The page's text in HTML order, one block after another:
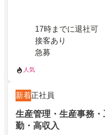
17時までに退社可
接客あり
急募
人気
新着正社員
生産管理・生産事務
勤・高収入